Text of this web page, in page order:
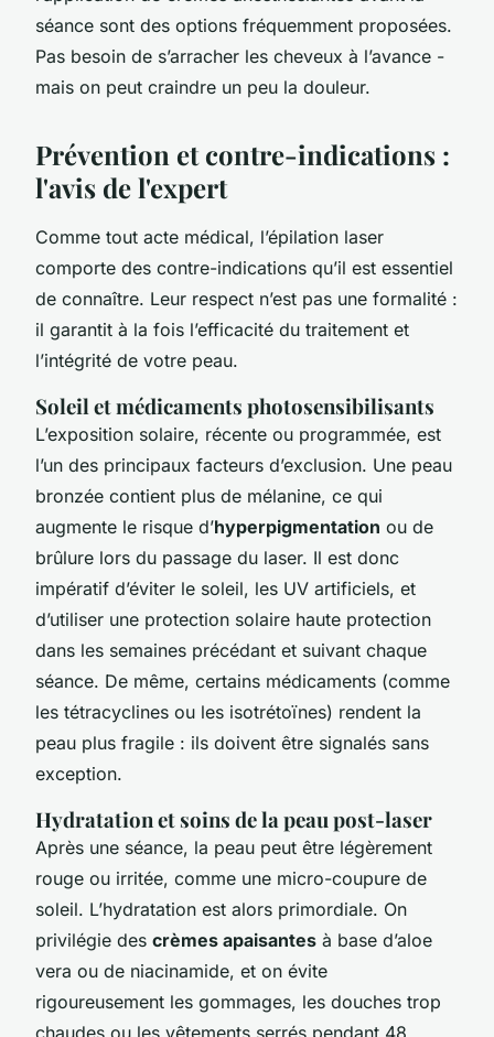
séance sont des options fréquemment proposées.
Pas besoin de s’arracher les cheveux à l’avance -
mais on peut craindre un peu la douleur.
Prévention et contre-indications :
l'avis de l'expert
Comme tout acte médical, l’épilation laser
comporte des contre-indications qu’il est essentiel
de connaître. Leur respect n’est pas une formalité :
il garantit à la fois l’efficacité du traitement et
l’intégrité de votre peau.
Soleil et médicaments photosensibilisants
L’exposition solaire, récente ou programmée, est
l’un des principaux facteurs d’exclusion. Une peau
bronzée contient plus de mélanine, ce qui
augmente le risque d’hyperpigmentation ou de
brûlure lors du passage du laser. Il est donc
impératif d’éviter le soleil, les UV artificiels, et
d’utiliser une protection solaire haute protection
dans les semaines précédant et suivant chaque
séance. De même, certains médicaments (comme
les tétracyclines ou les isotrétoïnes) rendent la
peau plus fragile : ils doivent être signalés sans
exception.
Hydratation et soins de la peau post-laser
Après une séance, la peau peut être légèrement
rouge ou irritée, comme une micro-coupure de
soleil. L’hydratation est alors primordiale. On
privilégie des crèmes apaisantes à base d’aloe
vera ou de niacinamide, et on évite
rigoureusement les gommages, les douches trop
chaudes ou les vêtements serrés pendant 48